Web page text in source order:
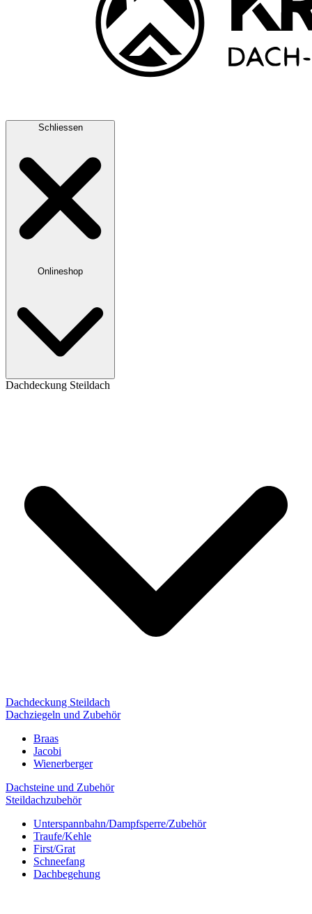
Schliessen
Onlineshop
Dachdeckung Steildach
Dachdeckung Steildach
Dachziegeln und Zubehör
Braas
Jacobi
Wienerberger
Dachsteine und Zubehör
Steildachzubehör
Unterspannbahn/Dampfsperre/Zubehör
Traufe/Kehle
First/Grat
Schneefang
Dachbegehung